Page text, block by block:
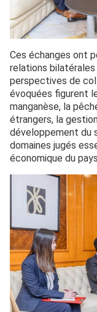
Ces échanges ont
relations bilatérales
perspectives de
évoquées figurent
manganèse, la
étrangers, la
développement du
domaines jugés
économique du